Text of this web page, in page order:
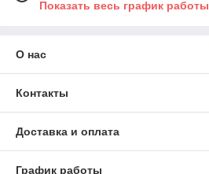
Показать весь график работы
О нас
Контакты
Доставка и оплата
График работы